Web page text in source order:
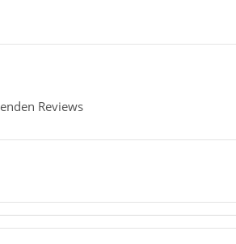
Reviews